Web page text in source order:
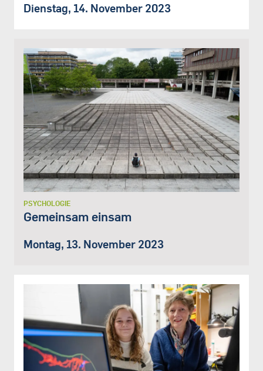
Dienstag, 14. November 2023
PSYCHOLOGIE
Gemeinsam einsam
Montag, 13. November 2023